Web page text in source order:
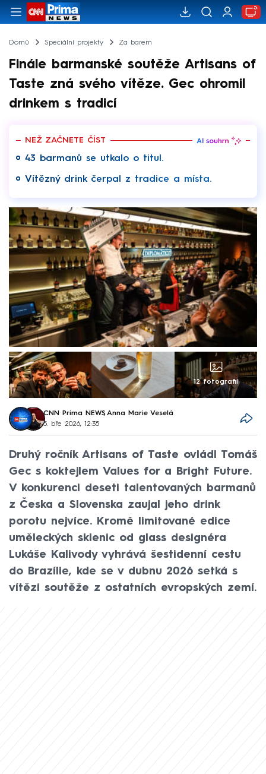
Domů Speciální projekty Za barem
Finále barmanské soutěže Artisans of
Taste zná svého vítěze. Gec ohromil
drinkem s tradicí
NEŽ ZAČNETE ČÍST
43 barmanů se utkalo o titul.
Vítězný drink čerpal z tradice a místa.
12 fotografií
CNN Prima NEWS, Anna Marie Veselá
5. bře 2026, 12:35
Druhý ročník Artisans of Taste ovládl Tomáš
Gec s koktejlem Values for a Bright Future.
V konkurenci deseti talentovaných barmanů
z Česka a Slovenska zaujal jeho drink
porotu nejvíce. Kromě limitované edice
uměleckých sklenic od glass designéra
Lukáše Kalivody vyhrává šestidenní cestu
do Brazílie, kde se v dubnu 2026 setká s
vítězi soutěže z ostatních evropských zemí.